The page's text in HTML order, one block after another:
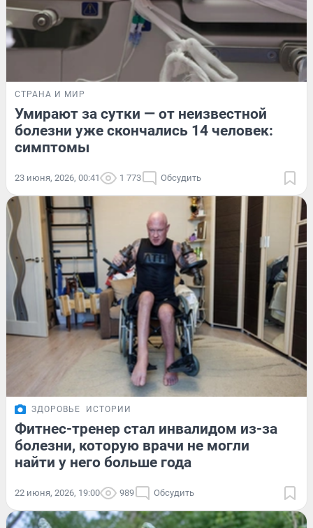
СТРАНА И МИР
Умирают за сутки — от неизвестной
болезни уже скончались 14 человек:
симптомы
23 июня, 2026, 00:41 1 773 Обсудить
ЗДОРОВЬЕ ИСТОРИИ
Фитнес-тренер стал инвалидом из-за
болезни, которую врачи не могли
найти у него больше года
22 июня, 2026, 19:00 989 Обсудить